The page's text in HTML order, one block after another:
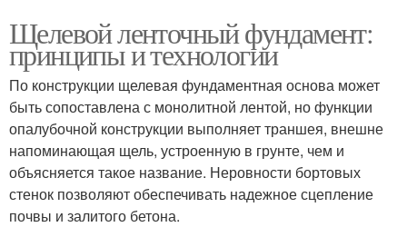
Щелевой ленточный фундамент:
принципы и технологии
По конструкции щелевая фундаментная основа может
быть сопоставлена с монолитной лентой, но функции
опалубочной конструкции выполняет траншея, внешне
напоминающая щель, устроенную в грунте, чем и
объясняется такое название. Неровности бортовых
стенок позволяют обеспечивать надежное сцепление
почвы и залитого бетона.